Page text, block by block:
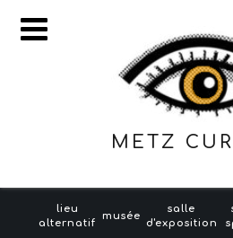
METZ
lieu
alternatif
musée
salle
d'exposition